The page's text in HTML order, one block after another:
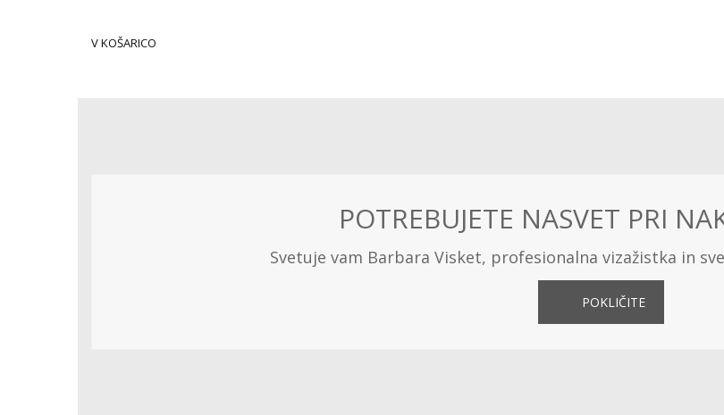
V KOŠARICO
POTREBUJETE NASVET PRI
Svetuje vam Barbara Visket, profesionalna vizažistka in
POKLIČITE